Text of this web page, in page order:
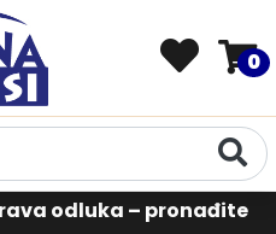
0
odluka – pronađite